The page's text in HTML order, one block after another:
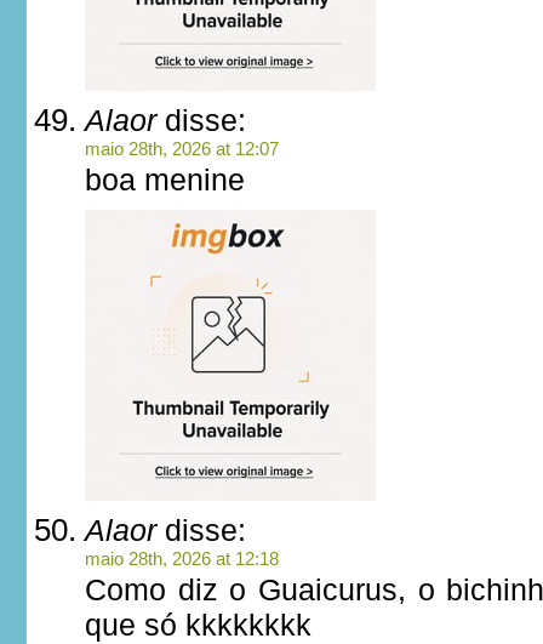
Alaordisse:
maio 28th, 2026 at 12:07
boa menine
Alaordisse:
maio 28th, 2026 at 12:18
Como diz o Guaicurus, o
que só kkkkkkkk